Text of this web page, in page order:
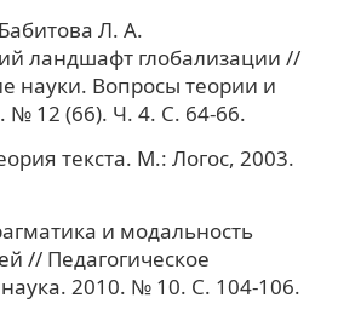
Л. А.
ландшафт глобализации //
науки. Вопросы теории и
№ 12 (66). Ч. 4. С. 64-66.
текста. М.: Логос, 2003.
и модальность
// Педагогическое
2010. № 10. C. 104-106.